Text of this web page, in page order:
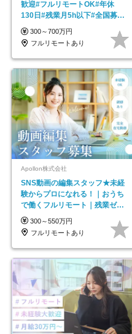
歓迎#フルリモートOK#年休
130日#残業月5h以下#全国募集
#最大1年の研修
300～700万円
フルリモートあり
Apollon株式会社
SNS動画の編集スタッフ★未経
験からプロになれる！｜おうち
で働くフルリモート｜残業ゼロ
で18時退勤◎
300～550万円
フルリモートあり